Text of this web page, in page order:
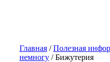
Главная /Полезная
немногу /Бижутерия